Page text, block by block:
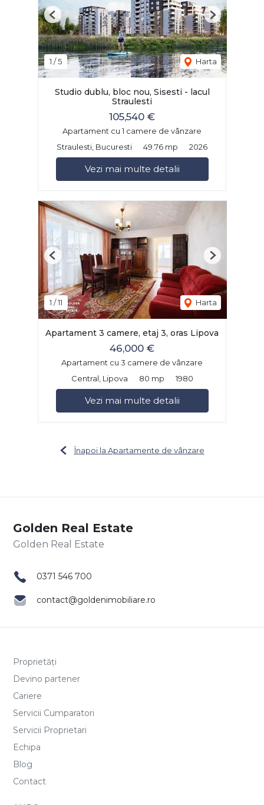
1 /5 Harta
Previous Next
Studio dublu, bloc nou, Sisesti - lacul
Straulesti
105,540 €
Apartament cu 1 camere de vânzare
Straulesti, Bucuresti
49.76 mp 2026
Vezi mai multe detalii
1 /11 Harta
Previous Next
Apartament 3 camere, etaj 3, oras Lipova
46,000 €
Apartament cu 3 camere de vânzare
Central, Lipova
80 mp 1980
Vezi mai multe detalii
Înapoi la Apartamente de vânzare
Golden Real Estate
0371 546 700
contact@goldenimobiliare.ro
Proprietăți
Devino partener
Cariere
Servicii Cumparatori
Servicii Proprietari
Echipa
Blog
Contact